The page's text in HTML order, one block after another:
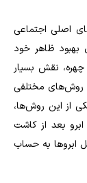
اصلی اجتماعی
بهبود ظاهر خود
چهره، نقش بسیار
روش‌های مختلفی
از این روش‌ها،
بعد از کاشت
ابروها به حساب